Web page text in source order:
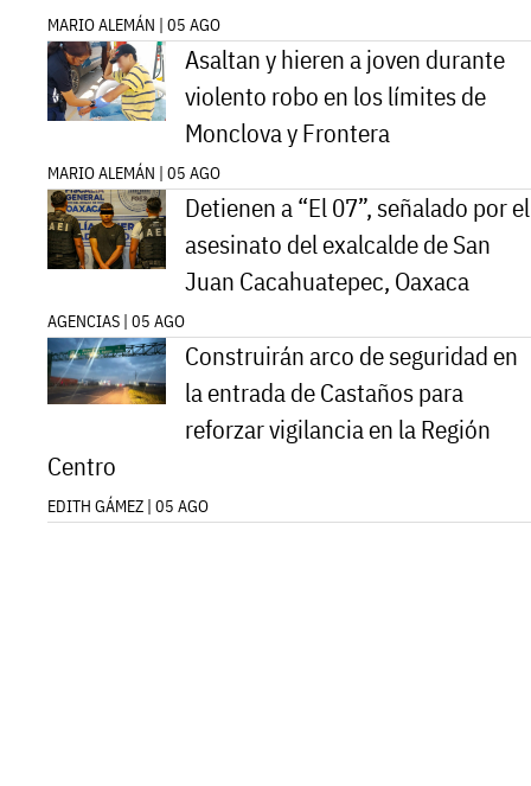
MARIO ALEMÁN | 05 AGO
Asaltan y hieren a joven durante
violento robo en los límites de
Monclova y Frontera
MARIO ALEMÁN | 05 AGO
Detienen a “El 07”, señalado por el
asesinato del exalcalde de San
Juan Cacahuatepec, Oaxaca
AGENCIAS | 05 AGO
Construirán arco de seguridad en
la entrada de Castaños para
reforzar vigilancia en la Región
Centro
EDITH GÁMEZ | 05 AGO